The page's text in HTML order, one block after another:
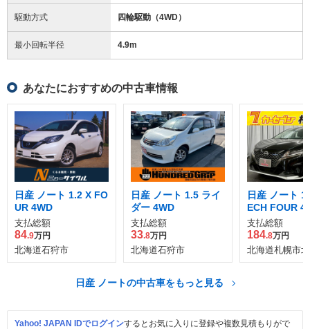
駆動方式 四輪駆動（4WD）
最小回転半径 4.9m
あなたにおすすめの中古車情報
日産 ノート 1.2 X FO
UR 4WD
支払総額
84.9万円
北海道石狩市
日産 ノート 1.5 ライ
ダー 4WD
支払総額
33.8万円
北海道石狩市
日産 ノート
ECH FOUR
支払総額
184.8万円
北海道札幌市
日産 ノートの中古車をもっと見る
Yahoo! JAPAN IDでログインするとお気に入りに登録や複数見積もりがで